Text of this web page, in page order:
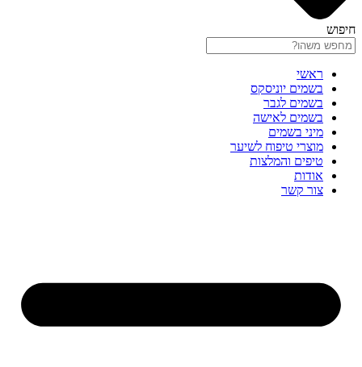
חיפוש
ראשי
בשמים יוניסקס
בשמים לגבר
בשמים לאישה
מיני בשמים
מוצרי טיפוח לשיער
טיפים והמלצות
אודות
צור קשר